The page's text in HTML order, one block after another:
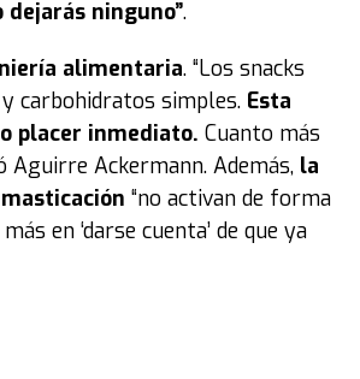
dejarás ninguno”.
alimentaria. “Los snacks
carbohidratos simples. Esta
placer inmediato. Cuanto más
Ackermann. Además, la
“no activan de forma
en ‘darse cuenta’ de que ya